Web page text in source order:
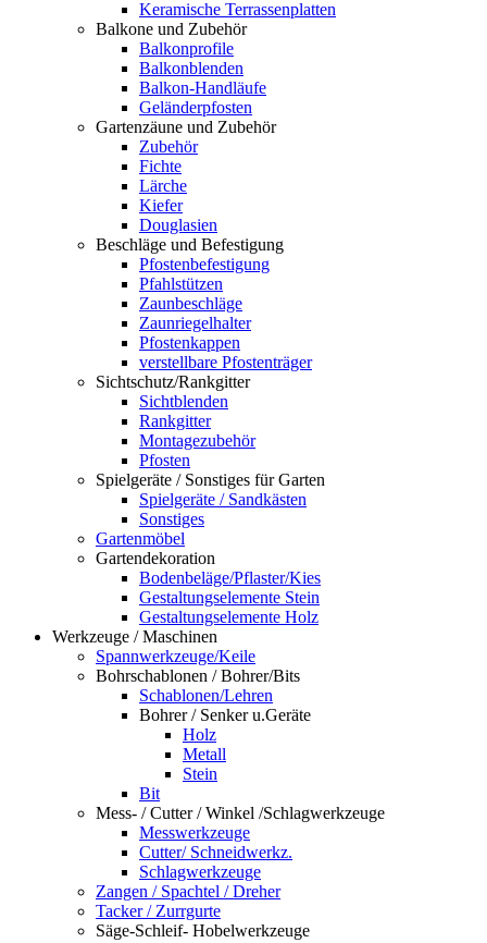
Keramische Terrassenplatten
Balkone und Zubehör
Balkonprofile
Balkonblenden
Balkon-Handläufe
Geländerpfosten
Gartenzäune und Zubehör
Zubehör
Fichte
Lärche
Kiefer
Douglasien
Beschläge und Befestigung
Pfostenbefestigung
Pfahlstützen
Zaunbeschläge
Zaunriegelhalter
Pfostenkappen
verstellbare Pfostenträger
Sichtschutz/Rankgitter
Sichtblenden
Rankgitter
Montagezubehör
Pfosten
Spielgeräte / Sonstiges für Garten
Spielgeräte / Sandkästen
Sonstiges
Gartenmöbel
Gartendekoration
Bodenbeläge/Pflaster/Kies
Gestaltungselemente Stein
Gestaltungselemente Holz
Werkzeuge / Maschinen
Spannwerkzeuge/Keile
Bohrschablonen / Bohrer/Bits
Schablonen/Lehren
Bohrer / Senker u.Geräte
Holz
Metall
Stein
Bit
Mess- / Cutter / Winkel /Schlagwerkzeuge
Messwerkzeuge
Cutter/ Schneidwerkz.
Schlagwerkzeuge
Zangen / Spachtel / Dreher
Tacker / Zurrgurte
Säge-Schleif- Hobelwerkzeuge